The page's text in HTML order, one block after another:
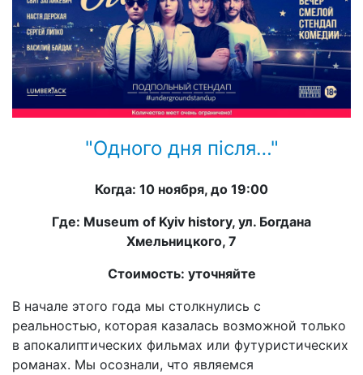
"Одного дня після…"
Когда: 10 ноября, до 19:00
Где: Museum of Kyiv history, ул. Богдана
Хмельницкого, 7
Стоимость: уточняйте
В начале этого года мы столкнулись с
реальностью, которая казалась возможной только
в апокалиптических фильмах или футуристических
романах. Мы осознали, что являемся